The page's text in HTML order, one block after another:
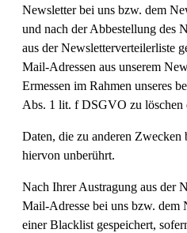
Newsletter bei uns bzw. dem
und nach der Abbestellung des
aus der Newsletterverteilerliste
Mail-Adressen aus unserem
Ermessen im Rahmen unseres
Abs. 1 lit. f DSGVO zu löschen
Daten, die zu anderen Zwecken
hiervon unberührt.
Nach Ihrer Austragung aus der
Mail-Adresse bei uns bzw. dem
einer Blacklist gespeichert,